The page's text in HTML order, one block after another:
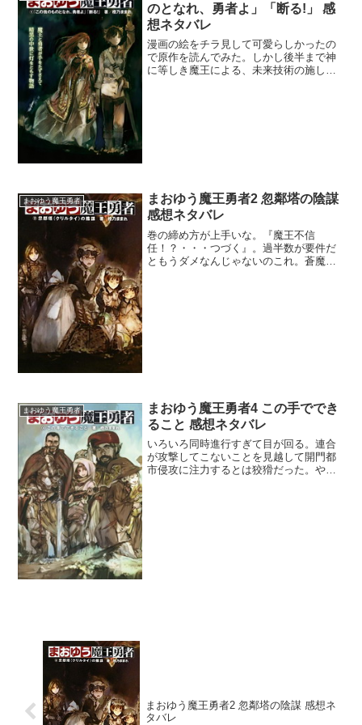
のとなれ、勇者よ」「断る!」 感
想ネタバレ
漫画の絵をチラ見して可愛らしかったの
で原作を読んでみた。しかし後半まで神
に等しき魔王による、未来技術の施しで
まおゆう魔王勇者
まおゆう魔王勇者2 忽鄰塔の陰謀
感想ネタバレ
巻の締め方が上手いな。『魔王不信
任！？・・・つづく』。過半数が要件だ
ともうダメなんじゃないのこれ。蒼魔・
まおゆう魔王勇者
まおゆう魔王勇者4 この手ででき
ること 感想ネタバレ
いろいろ同時進行すぎて目が回る。連合
が攻撃してこないことを見越して開門都
市侵攻に注力するとは狡猾だった。やは
まおゆう魔王勇者2 忽鄰塔の陰謀 感想ネ
タバレ